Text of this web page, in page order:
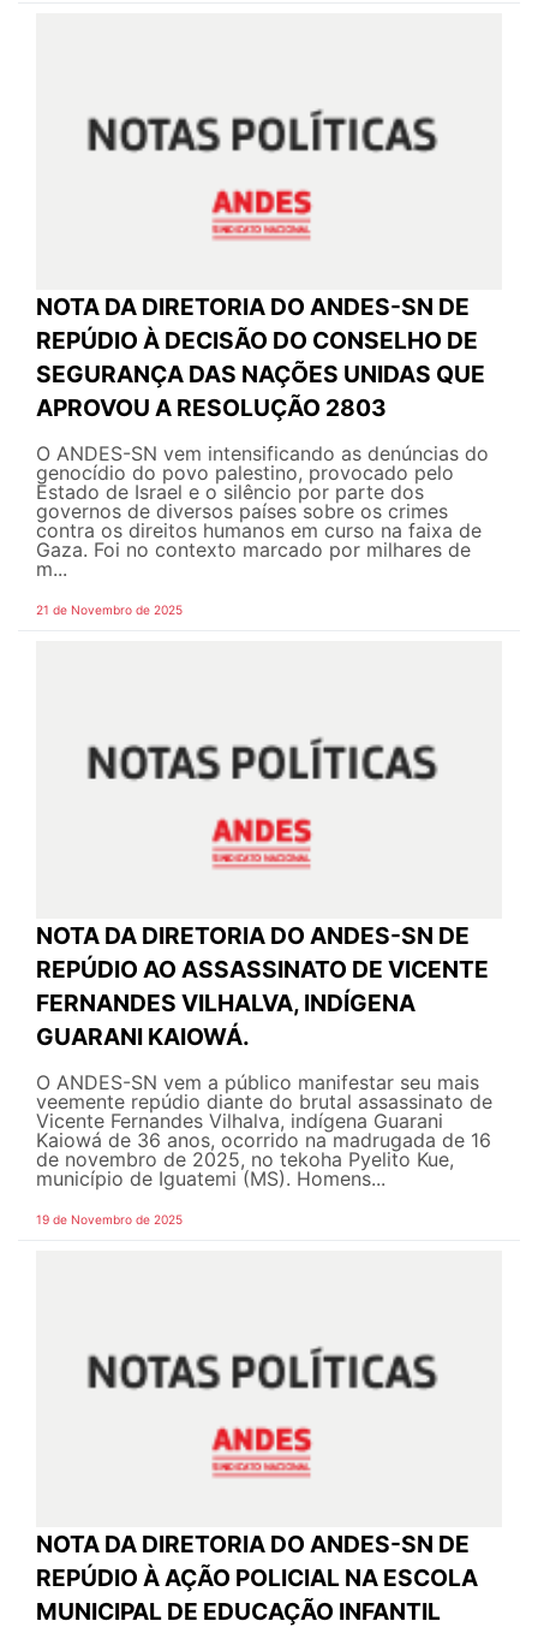
NOTA DA DIRETORIA DO ANDES-SN DE
REPÚDIO À DECISÃO DO CONSELHO DE
SEGURANÇA DAS NAÇÕES UNIDAS QUE
APROVOU A RESOLUÇÃO 2803
O ANDES-SN vem intensificando as denúncias do
genocídio do povo palestino, provocado pelo
Estado de Israel e o silêncio por parte dos
governos de diversos países sobre os crimes
contra os direitos humanos em curso na faixa de
Gaza. Foi no contexto marcado por milhares de
m...
21 de Novembro de 2025
NOTA DA DIRETORIA DO ANDES-SN DE
REPÚDIO AO ASSASSINATO DE VICENTE
FERNANDES VILHALVA, INDÍGENA
GUARANI KAIOWÁ.
O ANDES-SN vem a público manifestar seu mais
veemente repúdio diante do brutal assassinato de
Vicente Fernandes Vilhalva, indígena Guarani
Kaiowá de 36 anos, ocorrido na madrugada de 16
de novembro de 2025, no tekoha Pyelito Kue,
município de Iguatemi (MS). Homens...
19 de Novembro de 2025
NOTA DA DIRETORIA DO ANDES-SN DE
REPÚDIO À AÇÃO POLICIAL NA ESCOLA
MUNICIPAL DE EDUCAÇÃO INFANTIL